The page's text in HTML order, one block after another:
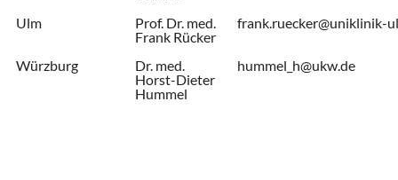
Ulm
Prof. Dr. med.
Frank Rücker
frank.ruecker@uniklinik-
Würzburg
Dr. med.
Horst-Dieter
Hummel
hummel_h@ukw.de